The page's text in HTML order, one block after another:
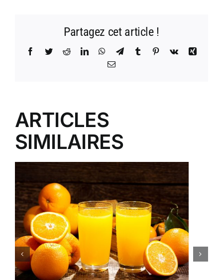
Partagez cet article !
Facebook
TwitterRedditLinkedInWhatsApp
TelegramTumblr Pinterest
Vk
Xing
Email
ARTICLES
SIMILAIRES